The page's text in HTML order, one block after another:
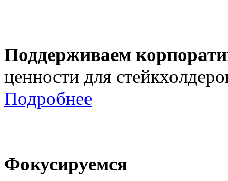
Поддерживаем
ценности для
Подробнее
Фокусируемся